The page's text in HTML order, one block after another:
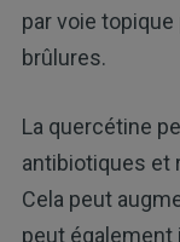
par voie
brûlures.
La quercétine
antibiotiques et
Cela peut
peut